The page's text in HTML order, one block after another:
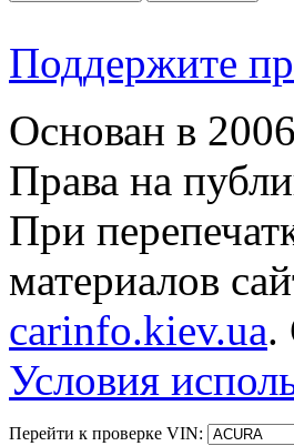
Поддержите
Основан в
Права на
При
материалов
carinfo.kiev.ua.
Условия
Перейти к проверке VIN: